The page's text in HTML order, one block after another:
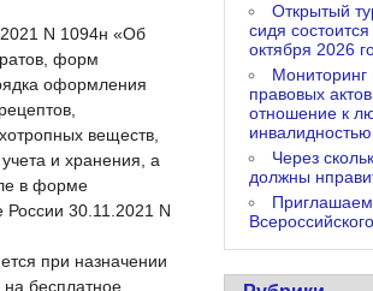
N 1094н «Об
форм
оформления
веществ,
и хранения, а
в форме
России 30.11.2021 N
при назначении
бесплатное
Открытый
сидя
октября 2026
Мониторинг
правовых
отношение к
Через
должны
Приглашаем